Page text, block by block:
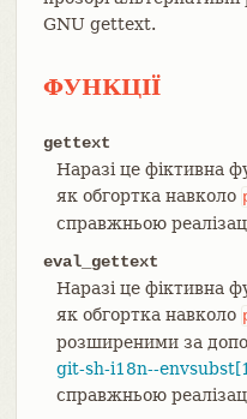
GNU gettext.
ФУНКЦІЇ
gettext
Наразі це фіктивна
як обгортка навколо
справжньою
eval_gettext
Наразі це фіктивна
як обгортка навколо
розширеними за
git-sh-i18n--
справжньою